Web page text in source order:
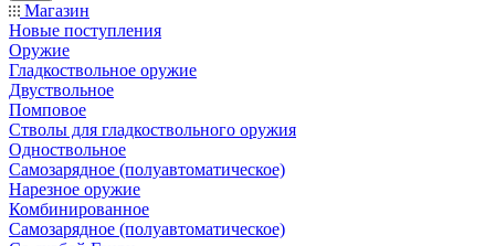
Магазин
Новые поступления
Оружие
Гладкоствольное оружие
Двуствольное
Помповое
Стволы для гладкоствольного оружия
Одноствольное
Самозарядное (полуавтоматическое)
Нарезное оружие
Комбинированное
Самозарядное (полуавтоматическое)